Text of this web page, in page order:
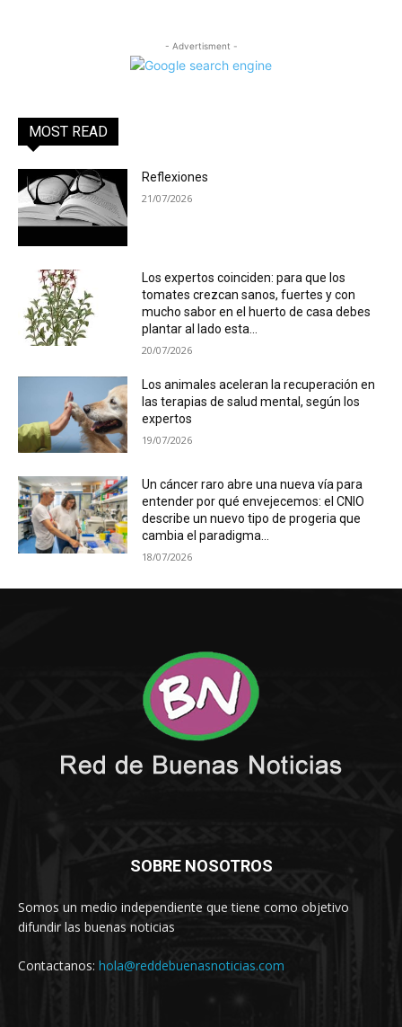
- Advertisment -
MOST READ
Reflexiones
21/07/2026
Los expertos coinciden: para que los
tomates crezcan sanos, fuertes y con
mucho sabor en el huerto de casa debes
plantar al lado esta...
20/07/2026
Los animales aceleran la recuperación en
las terapias de salud mental, según los
expertos
19/07/2026
Un cáncer raro abre una nueva vía para
entender por qué envejecemos: el CNIO
describe un nuevo tipo de progeria que
cambia el paradigma...
18/07/2026
SOBRE NOSOTROS
Somos un medio independiente que tiene como objetivo
difundir las buenas noticias
Contactanos: hola@reddebuenasnoticias.com